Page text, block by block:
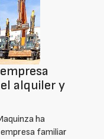
alquiler y
ha
familiar